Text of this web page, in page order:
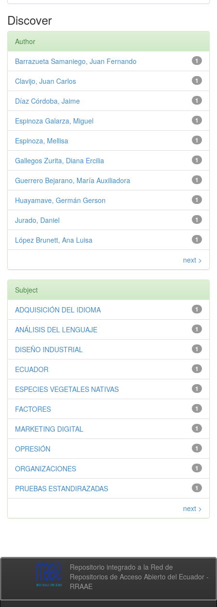
Discover
Author
1
Barrazueta Samaniego, Juan Fernando
1
Clavijo, Juan Carlos
1
Díaz Córdoba, Jaime
1
Espinoza Galarza, Miguel
1
Espinoza, Mellisa
1
Gallegos Zurita, Diana Ercilia
1
Guerrero Bejarano, María Auxiliadora
1
Huayamave, Germán Gerson
1
Jurado, Daniel
1
López Brunett, Ana Luisa
next >
Subject
1
ADQUISICIÓN DEL IDIOMA
1
ANÁLISIS DEL LENGUAJE
1
DISEÑO INDUSTRIAL
1
ECUADOR
1
ESPECIES VEGETALES NATIVAS
1
FACTORES
1
MARKETING DIGITAL
1
OPRESIÓN
1
ORGANIZACIONES
1
PRUEBAS ESTANDIRAZADAS
next >
Repositorio integrado a la Red de
Repositorios de Acceso Abierto del Ecuador -
RRAAE